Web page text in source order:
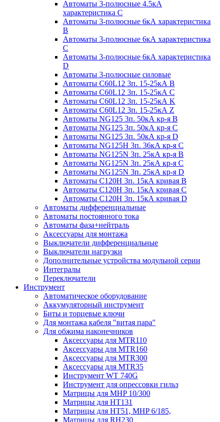
Автоматы 3-полюсные 4.5кА
характеристика С
Автоматы 3-полюсные 6кА характеристика
B
Автоматы 3-полюсные 6кА характеристика
C
Автоматы 3-полюсные 6кА характеристика
D
Автоматы 3-полюсные силовые
Автоматы C60L12 3п. 15-25кА B
Автоматы C60L12 3п. 15-25кА C
Автоматы C60L12 3п. 15-25кА K
Автоматы C60L12 3п. 15-25кА Z
Автоматы NG125 3п. 50кА кр-я B
Автоматы NG125 3п. 50кА кр-я C
Автоматы NG125 3п. 50кА кр-я D
Автоматы NG125H 3п. 36кА кр-я C
Автоматы NG125N 3п. 25кА кр-я B
Автоматы NG125N 3п. 25кА кр-я C
Автоматы NG125N 3п. 25кА кр-я D
Автоматы С120Н 3п. 15кА кривая B
Автоматы С120Н 3п. 15кА кривая C
Автоматы С120Н 3п. 15кА кривая D
Автоматы дифференциальные
Автоматы постоянного тока
Автоматы фаза+нейтраль
Аксессуары для монтажа
Выключатели дифференциальные
Выключатели нагрузки
Дополнительные устройства модульной серии
Интегралы
Переключатели
Инструмент
Автоматическое оборудование
Аккумуляторный инструмент
Биты и торцевые ключи
Для монтажа кабеля "витая пара"
Для обжима наконечников
Аксессуары для MTR110
Аксессуары для MTR160
Аксессуары для MTR300
Аксессуары для MTR35
Инструмент WT 740G
Инструмент для опрессовки гильз
Матрицы для MHP 10/300
Матрицы для НТ131
Матрицы для НТ51, MHP 6/185,
Матрицы для RH230